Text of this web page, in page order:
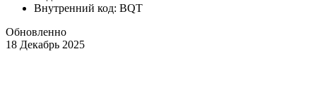
Внутренний код: BQT
Обновленно
18 Декабрь 2025